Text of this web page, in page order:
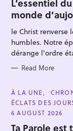
E
G
O
R
I
E
S
L’essentiel
monde
le Christ renverse
humbles. Notre
dérange l'ordre
Read More
C
A
T
E
G
O
À LA UNE
ÉCLATS DES
6 AUGUST 2026
Ta Parole
r
c
h
f
o
r